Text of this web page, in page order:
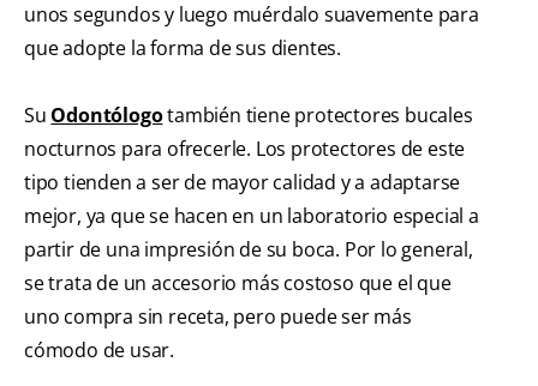
unos segundos y luego muérdalo suavemente para
que adopte la forma de sus dientes.
Su Odontólogotambién tiene protectores bucales
nocturnos para ofrecerle. Los protectores de este
tipo tienden a ser de mayor calidad y a adaptarse
mejor, ya que se hacen en un laboratorio especial a
partir de una impresión de su boca. Por lo general,
se trata de un accesorio más costoso que el que
uno compra sin receta, pero puede ser más
cómodo de usar.